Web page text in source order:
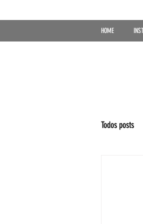
HOME
Todos posts